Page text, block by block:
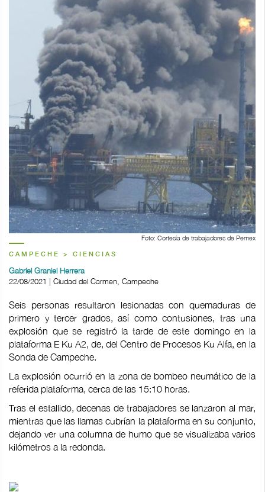
Foto: Cortesía de trabajadores de Pemex
CAMPECHE > CIENCIAS
Gabriel Graniel Herrera
22/08/2021 | Ciudad del Carmen, Campeche
Seis personas resultaron lesionadas con quemaduras de
primero y tercer grados, así como contusiones, tras una
explosión que se registró la tarde de este domingo en la
plataforma E Ku A2, de, del Centro de Procesos Ku Alfa, en la
Sonda de Campeche.
La explosión ocurrió en la zona de bombeo neumático de la
referida plataforma, cerca de las 15:10 horas.
Tras el estallido, decenas de trabajadores se lanzaron al mar,
mientras que las llamas cubrían la plataforma en su conjunto,
dejando ver una columna de humo que se visualizaba varios
kilómetros a la redonda.